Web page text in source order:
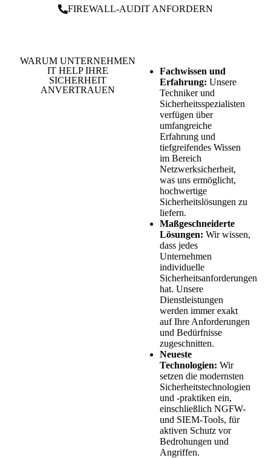
FIREWALL-AUDIT ANFORDERN
WARUM UNTERNEHMEN
IT HELP IHRE
SICHERHEIT
ANVERTRAUEN
Fachwissen und
Erfahrung: Unsere
Techniker und
Sicherheitsspezialisten
verfügen über
umfangreiche
Erfahrung und
tiefgreifendes Wissen
im Bereich
Netzwerksicherheit,
was uns ermöglicht,
hochwertige
Sicherheitslösungen zu
liefern.
Maßgeschneiderte
Lösungen: Wir wissen,
dass jedes
Unternehmen
individuelle
Sicherheitsanforderungen
hat. Unsere
Dienstleistungen
werden immer exakt
auf Ihre Anforderungen
und Bedürfnisse
zugeschnitten.
Neueste
Technologien: Wir
setzen die modernsten
Sicherheitstechnologien
und -praktiken ein,
einschließlich NGFW-
und SIEM-Tools, für
aktiven Schutz vor
Bedrohungen und
Angriffen.